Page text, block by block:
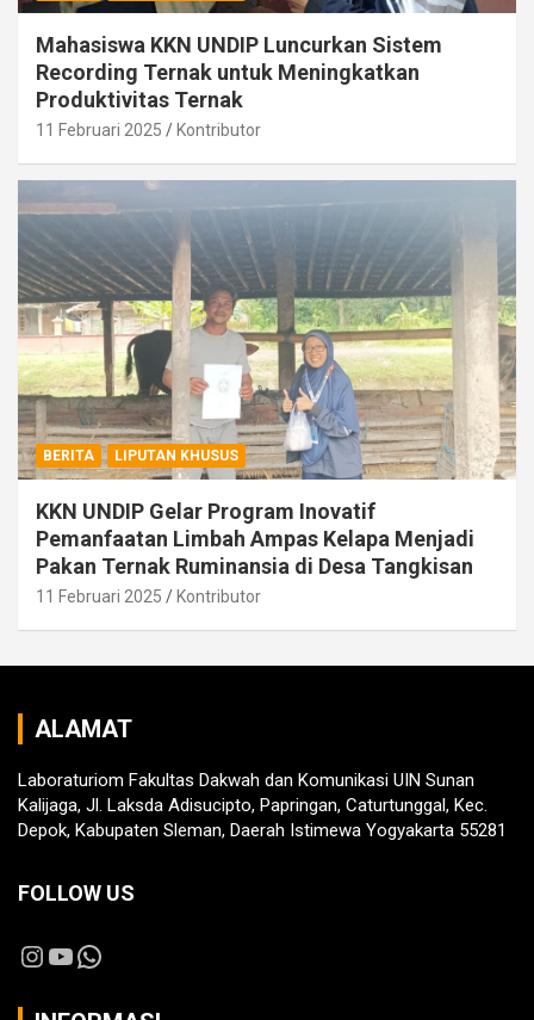
Mahasiswa KKN UNDIP Luncurkan Sistem
Recording Ternak untuk Meningkatkan
Produktivitas Ternak
11 Februari 2025 Kontributor
BERITA LIPUTAN KHUSUS
KKN UNDIP Gelar Program Inovatif
Pemanfaatan Limbah Ampas Kelapa Menjadi
Pakan Ternak Ruminansia di Desa Tangkisan
11 Februari 2025 Kontributor
ALAMAT
Laboraturiom Fakultas Dakwah dan Komunikasi UIN Sunan
Kalijaga, Jl. Laksda Adisucipto, Papringan, Caturtunggal, Kec.
Depok, Kabupaten Sleman, Daerah Istimewa Yogyakarta 55281
FOLLOW US
Instagram
YouTube
WhatsApp